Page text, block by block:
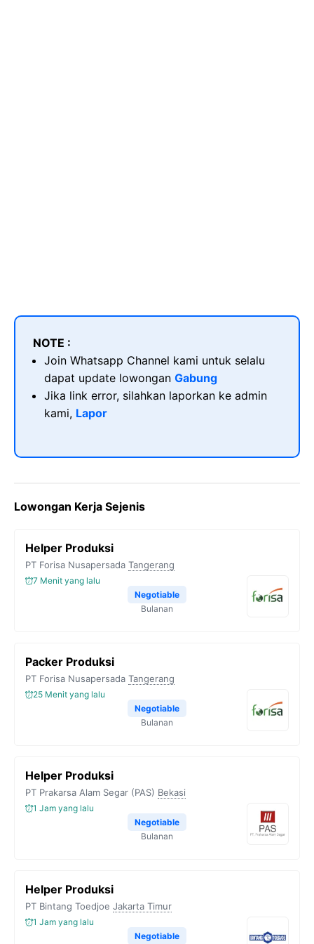
NOTE :
Join Whatsapp Channel kami untuk selalu
dapat update lowongan Gabung
Jika link error, silahkan laporkan ke admin
kami, Lapor
Lowongan Kerja Sejenis
Helper Produksi
PT Forisa Nusapersada Tangerang
7 Menit yang lalu
Negotiable
Bulanan
Packer Produksi
PT Forisa Nusapersada Tangerang
25 Menit yang lalu
Negotiable
Bulanan
Helper Produksi
PT Prakarsa Alam Segar (PAS) Bekasi
1 Jam yang lalu
Negotiable
Bulanan
Helper Produksi
PT Bintang Toedjoe Jakarta Timur
1 Jam yang lalu
Negotiable